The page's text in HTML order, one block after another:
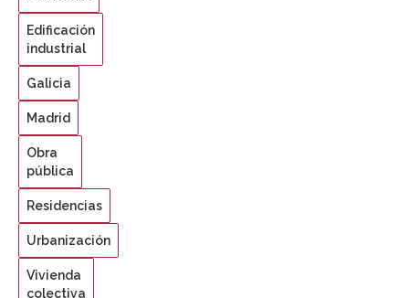
Edificación
industrial
Galicia
Madrid
Obra
pública
Residencias
Urbanización
Vivienda
colectiva